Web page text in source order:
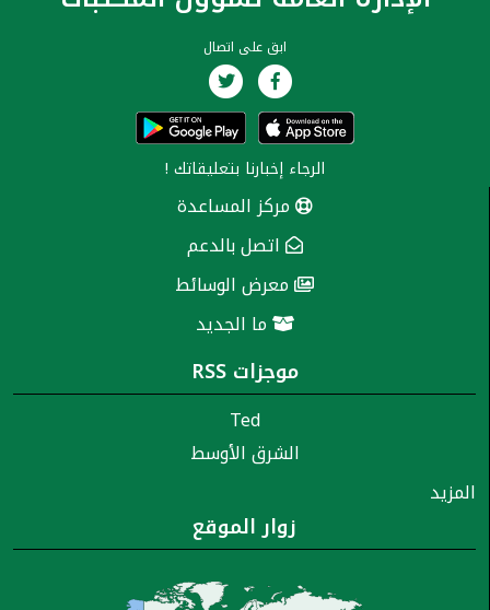
ابق على اتصال
الرجاء إخبارنا بتعليقاتك !
مركز المساعدة
اتصل بالدعم
معرض الوسائط
ما الجديد
موجزات RSS
Ted
الشرق الأوسط
المزيد
زوار الموقع